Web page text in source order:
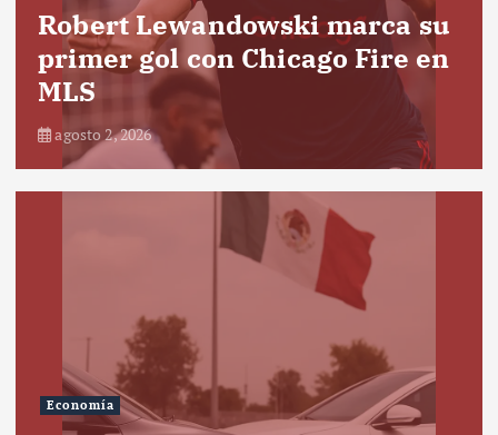
Robert Lewandowski marca su
primer gol con Chicago Fire en
MLS
agosto 2, 2026
Economía